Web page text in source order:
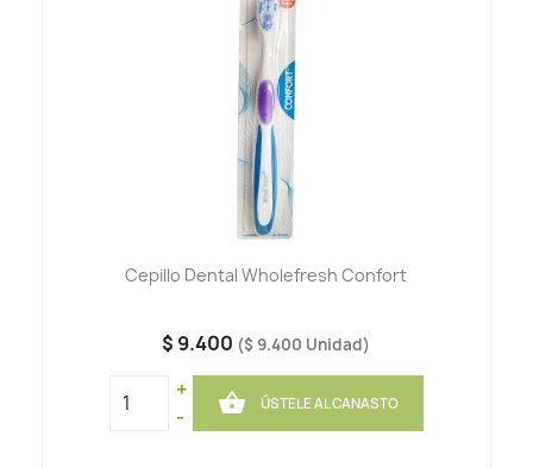
Cepillo Dental Wholefresh Confort
$ 9.400 ($ 9.400 Unidad)
+
-
 ÚSTELE AL CANASTO